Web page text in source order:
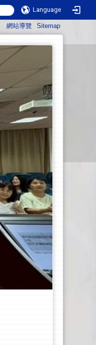
Language
網站導覽 Sitemap